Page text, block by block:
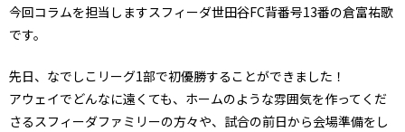
今回コラムを担当しますスフィーダ世田谷FC背番号13番の倉富祐歌
です。
先日、なでしこリーグ1部で初優勝することができました！
アウェイでどんなに遠くても、ホームのような雰囲気を作ってくだ
さるスフィーダファミリーの方々や、試合の前日から会場準備をし